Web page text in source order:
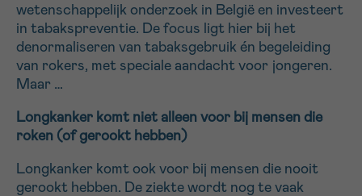
wetenschappelijk onderzoek in België en investeert
in tabakspreventie. De focus ligt hier bij het
denormaliseren van tabaksgebruik én begeleiding
van rokers, met speciale aandacht voor jongeren.
Maar …
Longkanker komt niet alleen voor bij mensen die
roken (of gerookt hebben)
Longkanker komt ook voor bij mensen die nooit
gerookt hebben. De ziekte wordt nog te vaak